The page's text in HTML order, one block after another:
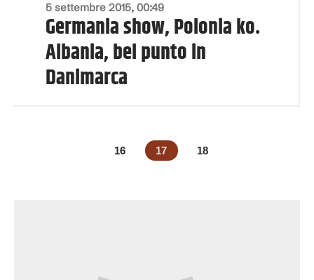
5 settembre 2015, 00:49
Germania show, Polonia ko.
Albania, bel punto in
Danimarca
16 17 18